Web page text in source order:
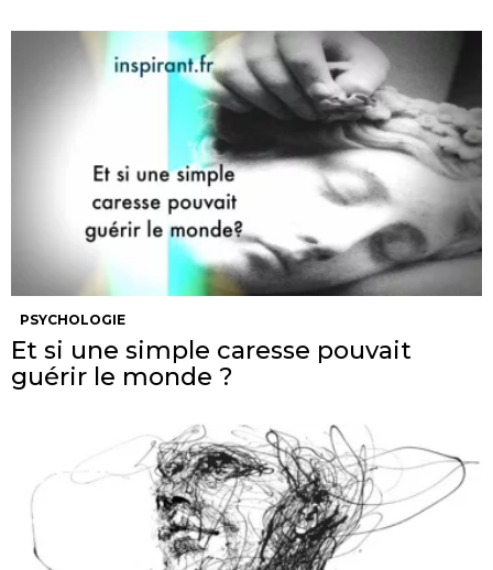
PSYCHOLOGIE
Et si une simple caresse pouvait
guérir le monde ?